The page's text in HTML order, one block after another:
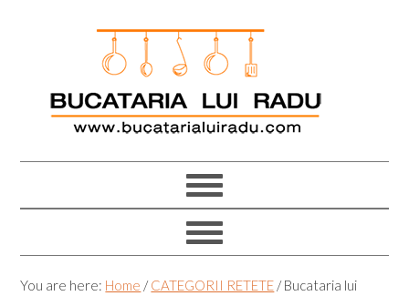
You are here: Home / CATEGORII RETETE /Bucataria lui